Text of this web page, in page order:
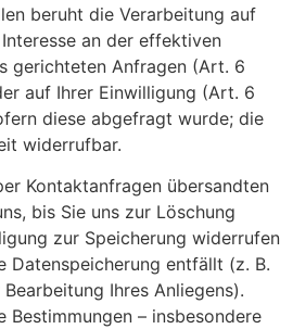
beruht die Verarbeitung auf
an der effektiven
gerichteten Anfragen (Art. 6
auf Ihrer Einwilligung (Art. 6
diese abgefragt wurde; die
widerrufbar.
Kontaktanfragen übersandten
bis Sie uns zur Löschung
zur Speicherung widerrufen
Datenspeicherung entfällt (z. B.
Ihres Anliegens).
Bestimmungen – insbesondere